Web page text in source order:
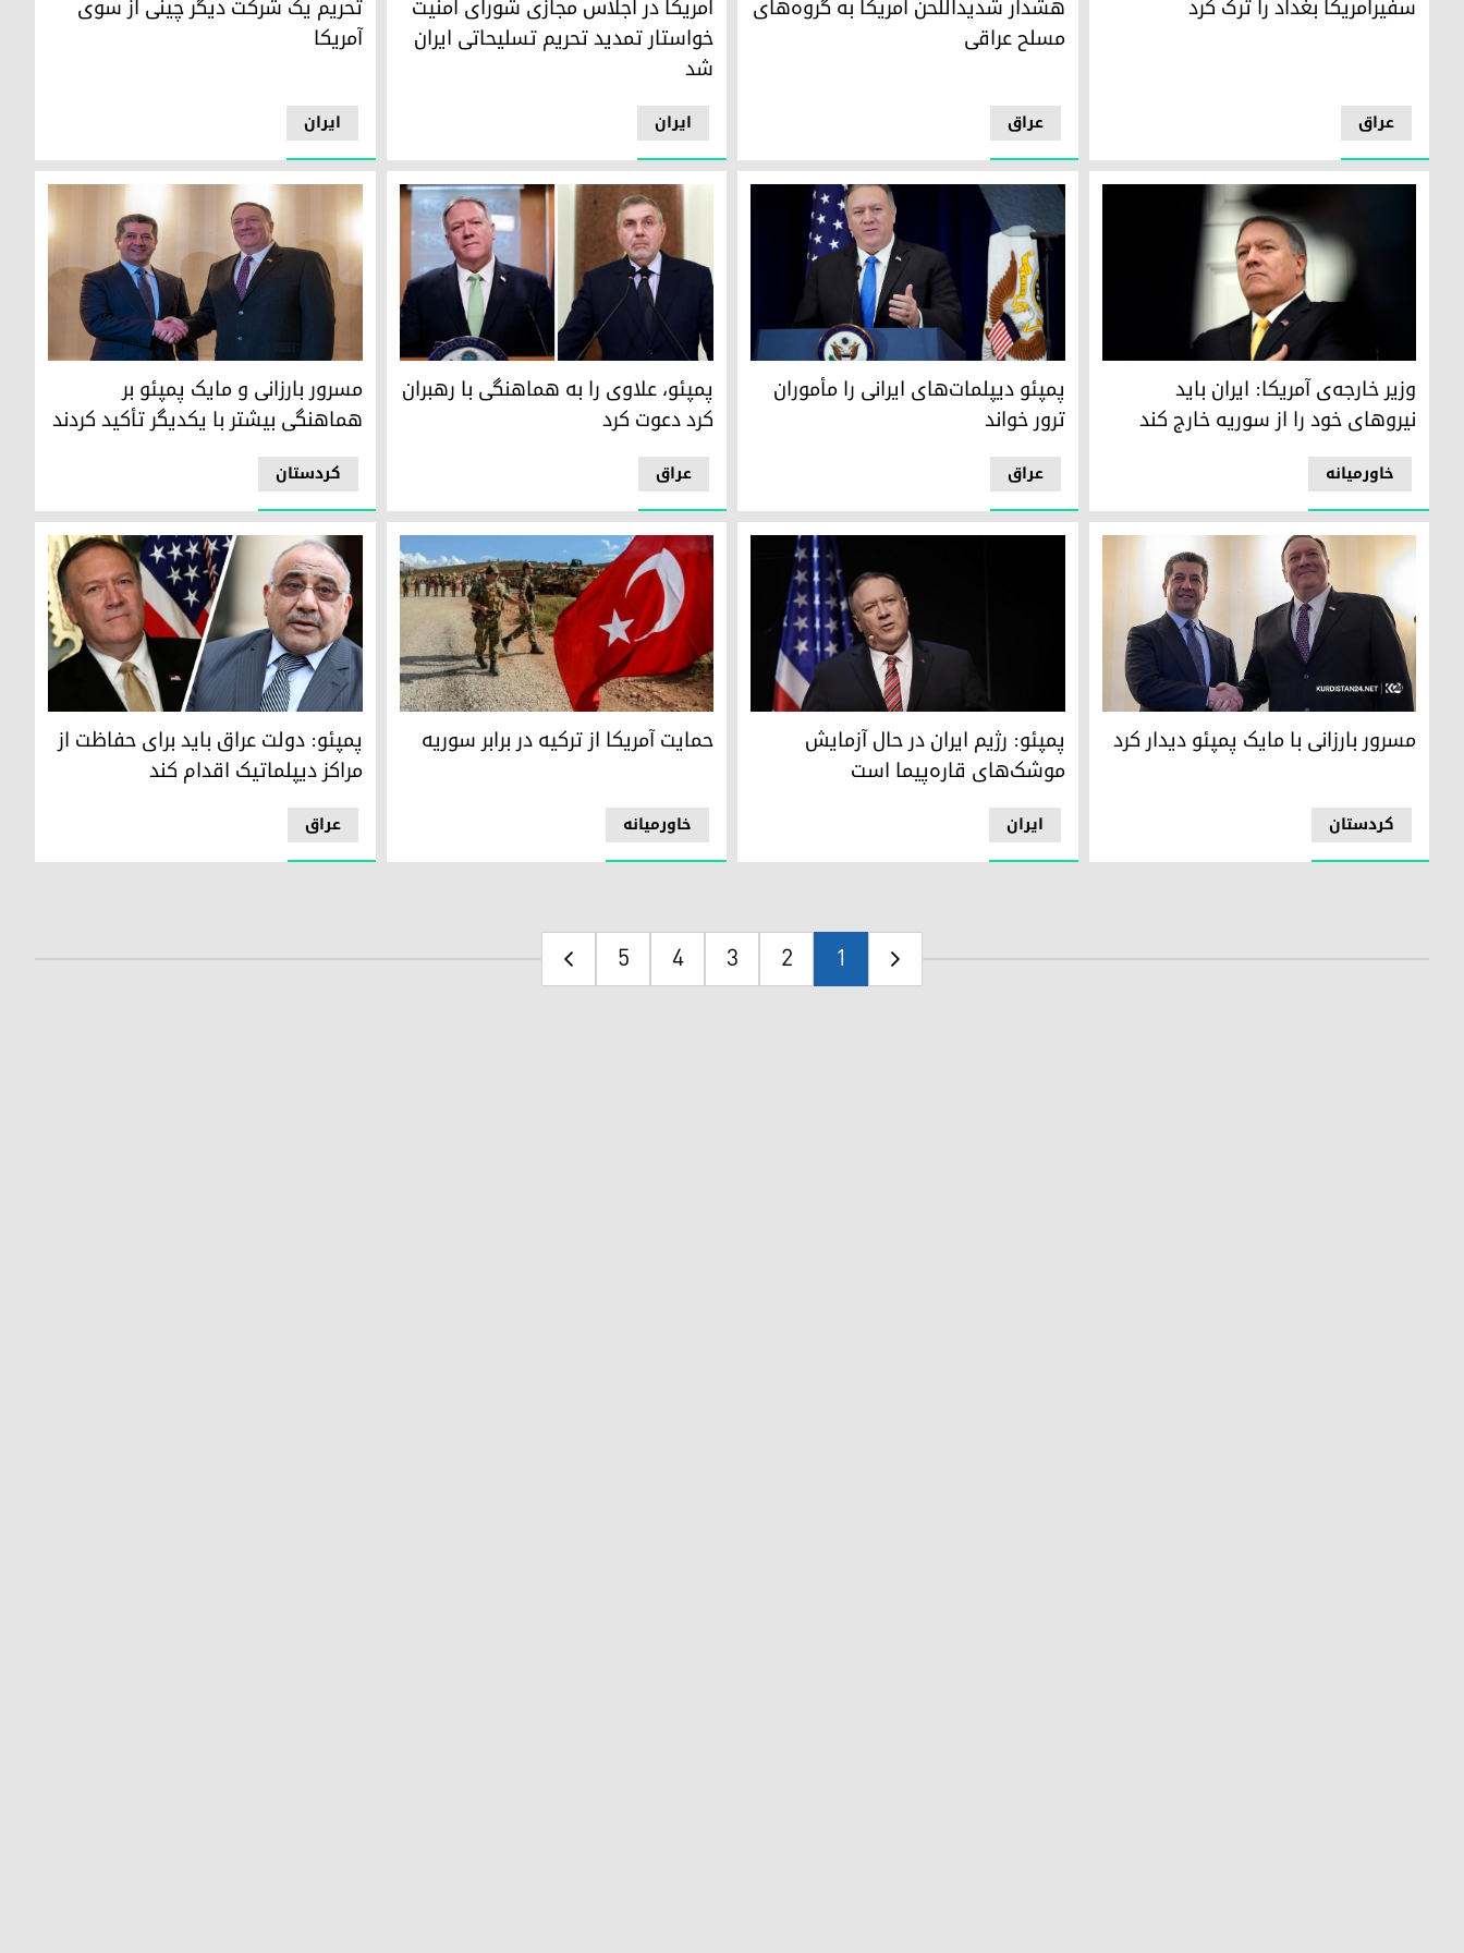
عراق عراق
مسلح عراقی
ایران
خواستار تمدید تحریم تسلیحاتی ایران
شد
ایران
آمریکا
وزیر خارجه‌ی آمریکا: ایران باید نیروهای خود را از سوریه خارج کند
خاورمیانە
وزیر خارجه‌ی آمریکا: ایران باید
نیروهای خود را از سوریه خارج کند
پمپئو دیپلمات‌های ایرانی را مأموران ترور خواند
عراق
پمپئو دیپلمات‌های ایرانی را مأموران
ترور خواند
پمپئو، علاوی را بە هماهنگی با رهبران کرد دعوت کرد
عراق
پمپئو، علاوی را بە هماهنگی با رهبران
کرد دعوت کرد
مسرور بارزانی و مایک پمپئو بر هماهنگی بیشتر با
كردستان
مسرور بارزانی و مایک پمپئو بر
هماهنگی بیشتر با یکدیگر تأکید کردند
مسرور بارزانی با مایک پمپئو دیدار کرد
كردستان
مسرور بارزانی با مایک پمپئو دیدار کرد پمپئو: رژیم ایران در حال آزمایش موشک‌های قاره‌پیما است
ایران
پمپئو: رژیم ایران در حال آزمایش
موشک‌های قاره‌پیما است
حمایت آمریکا از ترکیە در برابر سوریە
خاورمیانە
حمایت آمریکا از ترکیە در برابر سوریە پمپئو: دولت عراق باید برای حفاظت از مراکز
عراق
پمپئو: دولت عراق باید برای حفاظت از
مراکز دیپلماتیک اقدام کند
1
2
3
4
5